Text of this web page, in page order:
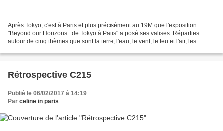
Après Tokyo, c'est à Paris et plus précisément au 19M que l'exposition
"Beyond our Horizons : de Tokyo à Paris" a posé ses valises. Réparties
autour de cinq thèmes que sont la terre, l'eau, le vent, le feu et l'air, les
Rétrospective C215
Publié le 06/02/2017 à 14:19
Par celine in paris